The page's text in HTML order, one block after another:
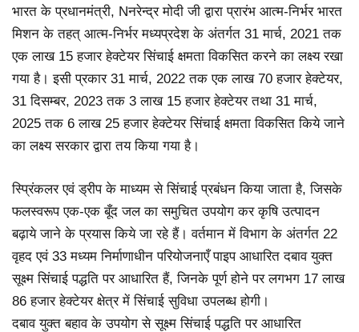
भारत के प्रधानमंत्री, Nनरेन्द्र मोदी जी द्वारा प्रारंभ आत्म-निर्भर भारत
मिशन के तहत् आत्म-निर्भर मध्यप्रदेश के अंतर्गत 31 मार्च, 2021 तक
एक लाख 15 हजार हेक्टेयर सिंचाई क्षमता विकसित करने का लक्ष्य रखा
गया है। इसी प्रकार 31 मार्च, 2022 तक एक लाख 70 हजार हेक्टेयर,
31 दिसम्बर, 2023 तक 3 लाख 15 हजार हेक्टेयर तथा 31 मार्च,
2025 तक 6 लाख 25 हजार हेक्टेयर सिंचाई क्षमता विकसित किये जाने
का लक्ष्य सरकार द्वारा तय किया गया है।
स्प्रिंकलर एवं ड्रीप के माध्यम से सिंचाई प्रबंधन किया जाता है, जिसके
फलस्वरूप एक-एक बूँद जल का समुचित उपयोग कर कृषि उत्पादन
बढ़ाये जाने के प्रयास किये जा रहे हैं। वर्तमान में विभाग के अंतर्गत 22
वृहद एवं 33 मध्यम निर्माणाधीन परियोजनाएँ पाइप आधारित दबाव युक्त
सूक्ष्म सिंचाई पद्धति पर आधारित हैं, जिनके पूर्ण होने पर लगभग 17 लाख
86 हजार हेक्टेयर क्षेत्र में सिंचाई सुविधा उपलब्ध होगी।
दबाव युक्त बहाव के उपयोग से सूक्ष्म सिंचाई पद्धति पर आधारित